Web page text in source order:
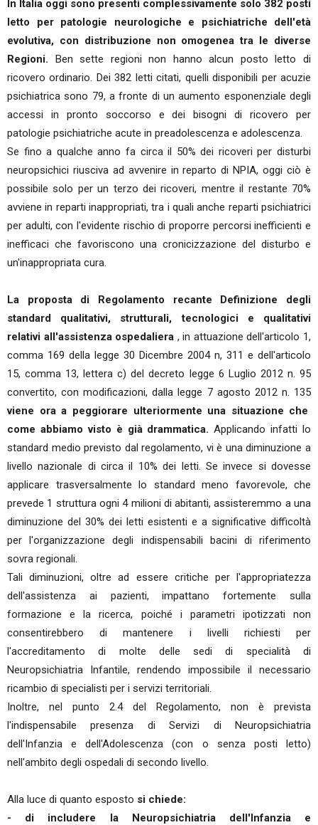
In Italia oggi sono presenti complessivamente solo 382 posti
letto per patologie neurologiche e psichiatriche dell'età
evolutiva, con distribuzione non omogenea tra le diverse
Regioni. Ben sette regioni non hanno alcun posto letto di
ricovero ordinario. Dei 382 letti citati, quelli disponibili per acuzie
psichiatrica sono 79, a fronte di un aumento esponenziale degli
accessi in pronto soccorso e dei bisogni di ricovero per
patologie psichiatriche acute in preadolescenza e adolescenza.
Se fino a qualche anno fa circa il 50% dei ricoveri per disturbi
neuropsichici riusciva ad avvenire in reparto di NPIA, oggi ciò è
possibile solo per un terzo dei ricoveri, mentre il restante 70%
avviene in reparti inappropriati, tra i quali anche reparti psichiatrici
per adulti, con l'evidente rischio di proporre percorsi inefficienti e
inefficaci che favoriscono una cronicizzazione del disturbo e
un'inappropriata cura.
La proposta di Regolamento recante Definizione degli
standard qualitativi, strutturali, tecnologici e qualitativi
relativi all'assistenza ospedaliera , in attuazione dell'articolo 1,
comma 169 della legge 30 Dicembre 2004 n, 311 e dell'articolo
15, comma 13, lettera c) del decreto legge 6 Luglio 2012 n. 95
convertito, con modificazioni, dalla legge 7 agosto 2012 n. 135
viene ora a peggiorare ulteriormente una situazione che
come abbiamo visto è già drammatica. Applicando infatti lo
standard medio previsto dal regolamento, vi è una diminuzione a
livello nazionale di circa il 10% dei letti. Se invece si dovesse
applicare trasversalmente lo standard meno favorevole, che
prevede 1 struttura ogni 4 milioni di abitanti, assisteremmo a una
diminuzione del 30% dei letti esistenti e a significative difficoltà
per l'organizzazione degli indispensabili bacini di riferimento
sovra regionali.
Tali diminuzioni, oltre ad essere critiche per l'appropriatezza
dell'assistenza ai pazienti, impattano fortemente sulla
formazione e la ricerca, poiché i parametri ipotizzati non
consentirebbero di mantenere i livelli richiesti per
l'accreditamento di molte delle sedi di specialità di
Neuropsichiatria Infantile, rendendo impossibile il necessario
ricambio di specialisti per i servizi territoriali.
Inoltre, nel punto 2.4 del Regolamento, non è prevista
l'indispensabile presenza di Servizi di Neuropsichiatria
dell'Infanzia e dell'Adolescenza (con o senza posti letto)
nell'ambito degli ospedali di secondo livello.
Alla luce di quanto esposto si chiede:
- di includere la Neuropsichiatria dell'Infanzia e